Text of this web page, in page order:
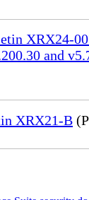
XRX24-
and
XRX21-B